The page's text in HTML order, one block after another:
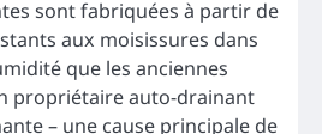
sont fabriquées à partir de
aux moisissures dans
que les anciennes
propriétaire auto-drainant
– une cause principale de